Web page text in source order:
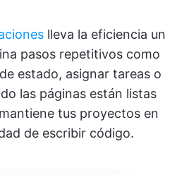
lleva la eficiencia un
pasos repetitivos como
estado, asignar tareas o
las páginas están listas
tus proyectos en
de escribir código.